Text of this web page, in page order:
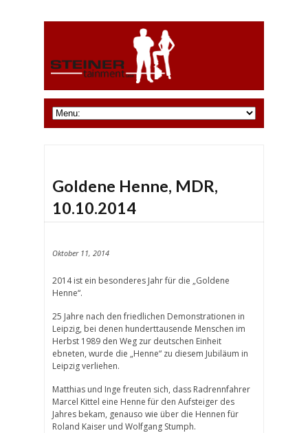
Goldene Henne, MDR,
10.10.2014
Oktober 11, 2014
2014 ist ein besonderes Jahr für die „Goldene
Henne“.
25 Jahre nach den friedlichen Demonstrationen in
Leipzig, bei denen hunderttausende Menschen im
Herbst 1989 den Weg zur deutschen Einheit
ebneten, wurde die „Henne“ zu diesem Jubiläum in
Leipzig verliehen.
Matthias und Inge freuten sich, dass Radrennfahrer
Marcel Kittel eine Henne für den Aufsteiger des
Jahres bekam, genauso wie über die Hennen für
Roland Kaiser und Wolfgang Stumph.